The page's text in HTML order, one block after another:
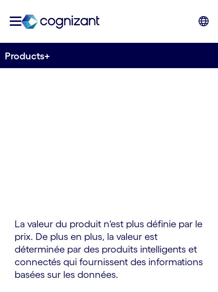
Products+
La valeur du produit n'est plus définie par le
prix. De plus en plus, la valeur est
déterminée par des produits intelligents et
connectés qui fournissent des informations
basées sur les données.